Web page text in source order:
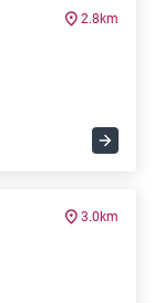
2.8km
3.0km